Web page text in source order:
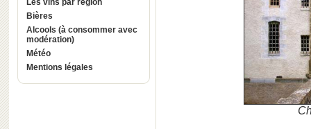
Les vins par région
Bières
Alcools (à consommer avec
modération)
Météo
Mentions légales